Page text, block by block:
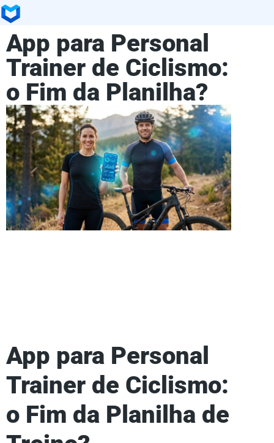
App para Personal
Trainer de Ciclismo:
o Fim da Planilha?
App para Personal
Trainer de Ciclismo:
o Fim da Planilha de